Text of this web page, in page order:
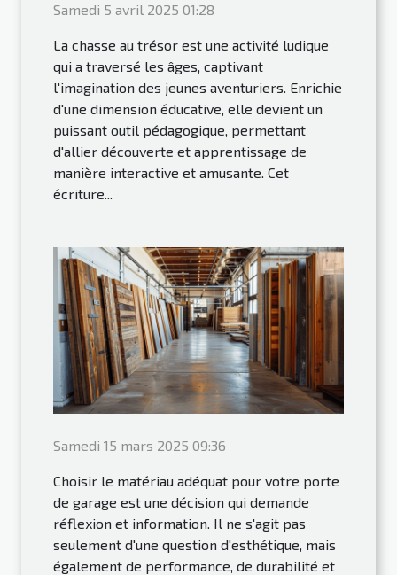
Samedi 5 avril 2025 01:28
La chasse au trésor est une activité ludique
qui a traversé les âges, captivant
l'imagination des jeunes aventuriers. Enrichie
d'une dimension éducative, elle devient un
puissant outil pédagogique, permettant
d'allier découverte et apprentissage de
manière interactive et amusante. Cet
écriture...
Samedi 15 mars 2025 09:36
Choisir le matériau adéquat pour votre porte
de garage est une décision qui demande
réflexion et information. Il ne s'agit pas
seulement d'une question d'esthétique, mais
également de performance, de durabilité et